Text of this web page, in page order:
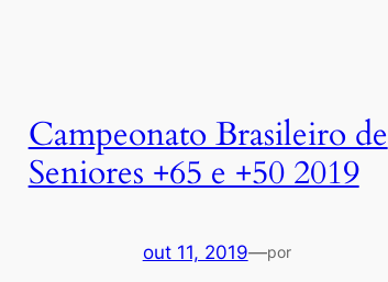
Campeonato Brasileiro de
Seniores +65 e +50 2019
out 11, 2019—por